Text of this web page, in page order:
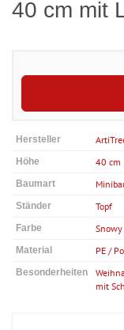
40 cm mit
Hersteller
Höhe 40 cm
Baumart
Ständer Topf
Farbe Snowy
Material PE /
Besonderheiten
mit